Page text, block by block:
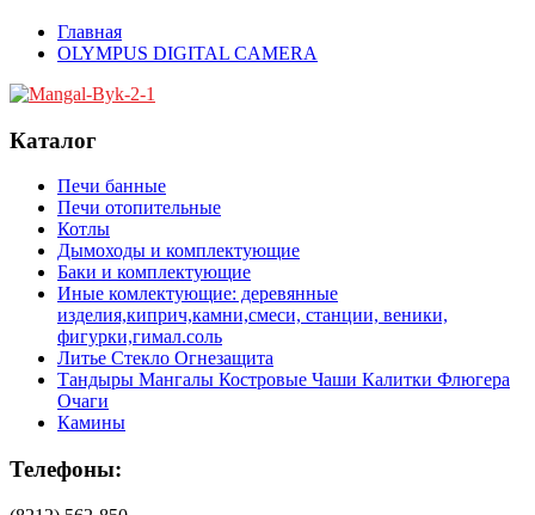
Главная
OLYMPUS DIGITAL CAMERA
Каталог
Печи банные
Печи отопительные
Котлы
Дымоходы и комплектующие
Баки и комплектующие
Иные комлектующие: деревянные
изделия,киприч,камни,смеси, станции, веники,
фигурки,гимал.соль
Литье Стекло Огнезащита
Тандыры Мангалы Костровые Чаши Калитки Флюгера
Очаги
Камины
Телефоны: